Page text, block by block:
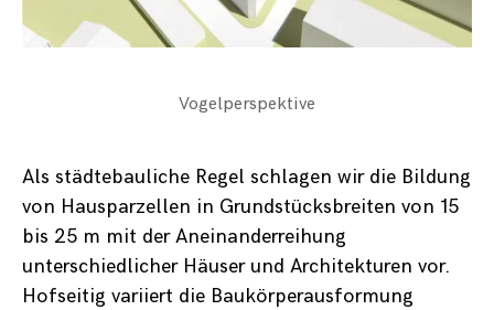
Vogelperspektive
Als städtebauliche Regel schlagen wir die Bildung
von Hausparzellen in Grundstücksbreiten von 15
bis 25 m mit der Aneinanderreihung
unterschiedlicher Häuser und Architekturen vor.
Hofseitig variiert die Baukörperausformung